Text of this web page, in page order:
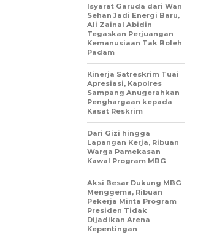
‎Isyarat Garuda dari Wan
Sehan Jadi Energi Baru,
Ali Zainal Abidin
Tegaskan Perjuangan
Kemanusiaan Tak Boleh
Padam
Kinerja Satreskrim Tuai
Apresiasi, Kapolres
Sampang Anugerahkan
Penghargaan kepada
Kasat Reskrim
Dari Gizi hingga
Lapangan Kerja, Ribuan
Warga Pamekasan
Kawal Program MBG
Aksi Besar Dukung MBG
Menggema, Ribuan
Pekerja Minta Program
Presiden Tidak
Dijadikan Arena
Kepentingan